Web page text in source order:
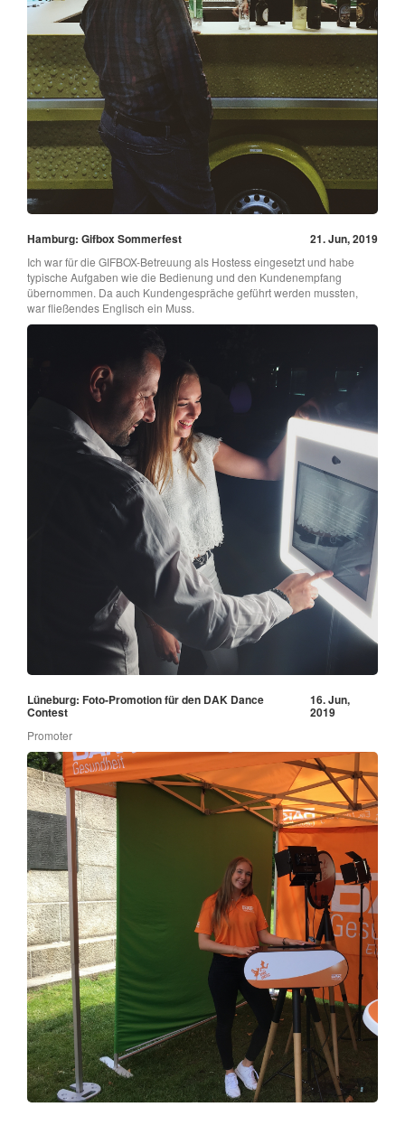
Hamburg: Gifbox Sommerfest 21. Jun, 2019
Ich war für die GIFBOX-Betreuung als Hostess eingesetzt und habe
typische Aufgaben wie die Bedienung und den Kundenempfang
übernommen. Da auch Kundengespräche geführt werden mussten,
war fließendes Englisch ein Muss.
Lüneburg: Foto-Promotion für den DAK Dance
Contest
16. Jun,
2019
Promoter